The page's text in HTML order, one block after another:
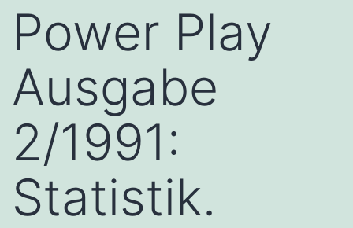
Power Play
Ausgabe
2/1991:
Statistik.